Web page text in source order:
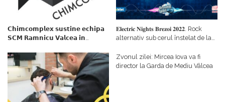
𝗖𝗵𝗶𝗺𝗰𝗼𝗺𝗽𝗹𝗲𝘅 𝘀𝘂𝘀𝘁𝗶𝗻𝗲 𝗲𝗰𝗵𝗶𝗽𝗮
𝗦𝗖𝗠 𝗥𝗮𝗺𝗻𝗶𝗰𝘂 𝗩𝗮𝗹𝗰𝗲𝗮 𝗶𝗻
𝗳𝗶𝗻𝗮𝗻𝘁𝗮𝘁𝗼𝗿
𝐄𝐥𝐞𝐜𝐭𝐫𝐢𝐜 𝐍𝐢𝐠𝐡𝐭𝐬 𝐁𝐫𝐞𝐳𝐨𝐢 𝟐𝟎𝟐𝟐. Rock
alternativ sub cerul înstelat de la
Zvonul zilei: Mircea Iova va fi
director la Garda de Mediu Vâlcea